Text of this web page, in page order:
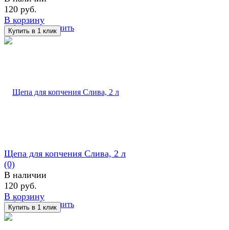
избранное сравнить
120 руб.
В корзину
избранное сравнить
Щепа для копчения Слива, 2 л
(0)
В наличии
120 руб.
В корзину